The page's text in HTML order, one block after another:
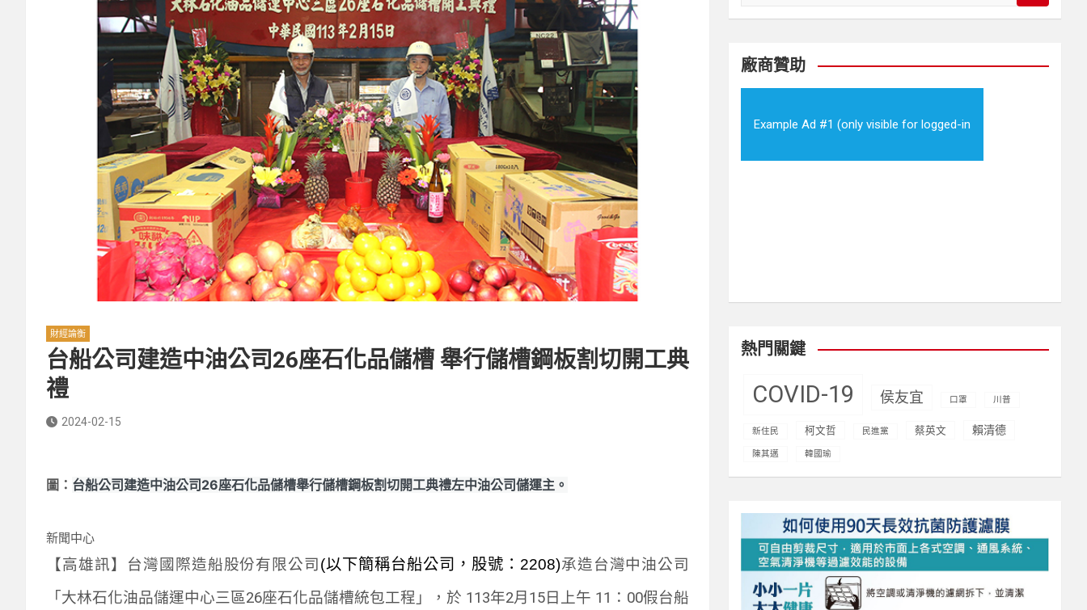
財經論衡
台船公司建造中油公司26座石化品儲槽 舉行儲槽鋼板割切開工典
禮
2024-02-15
圖： 台船公司建造中油公司26座石化品儲槽舉行儲槽鋼板割切開工典禮左中油公司儲運主。
新聞中心
【高雄訊】台灣國際造船股份有限公司(以下簡稱台船公司，股號： 2208)承造台灣中油公司
「大林石化油品儲運中心三區26座石化品儲槽統包工程」，於 113年2月 15日上午 11 ： 00假台船
a
c
廠商贊助
Example Ad #1 (only visible for logged-in
熱門關鍵
COVID-19 侯友宜 口罩 川普
新住民 柯文哲 民進黨 蔡英文 賴清德
陳其邁 韓國瑜